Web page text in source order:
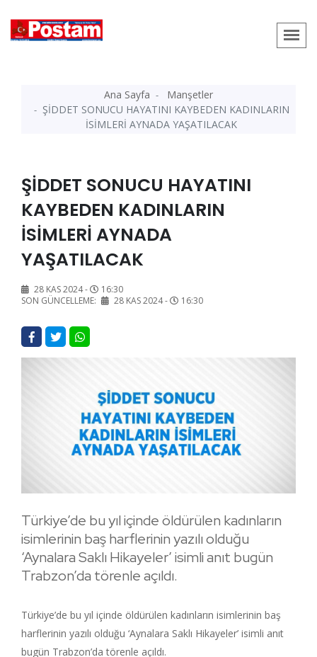
Ana Sayfa
Manşetler
ŞİDDET SONUCU HAYATINI KAYBEDEN KADINLARIN
İSİMLERİ AYNADA YAŞATILACAK
ŞİDDET SONUCU HAYATINI
KAYBEDEN KADINLARIN
İSİMLERİ AYNADA
YAŞATILACAK
28 KAS 2024 -
16:30
SON GÜNCELLEME:
28 KAS 2024 - 16:30
Türkiye’de bu yıl içinde öldürülen kadınların
isimlerinin baş harflerinin yazılı olduğu
‘Aynalara Saklı Hikayeler’ isimli anıt bugün
Trabzon’da törenle açıldı.
Türkiye’de bu yıl içinde öldürülen kadınların isimlerinin baş
harflerinin yazılı olduğu ‘Aynalara Saklı Hikayeler’ isimli anıt
bugün Trabzon’da törenle açıldı.